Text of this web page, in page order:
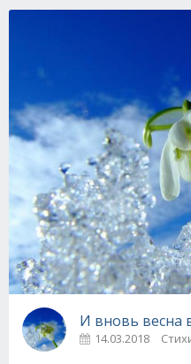
И вновь весна
14.03.2018